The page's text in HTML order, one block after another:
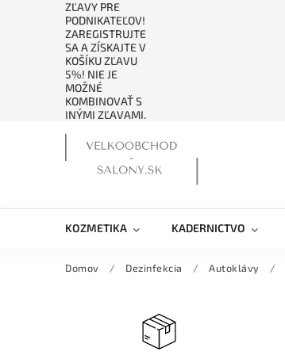
ZĽAVY PRE
PODNIKATEĽOV!
ZAREGISTRUJTE
SA A ZÍSKAJTE V
KOŠÍKU ZĽAVU
5%! NIE JE
MOŽNÉ
KOMBINOVAŤ S
INÝMI ZĽAVAMI.
KOZMETIKA KADERNICTVO
Domov / Dezinfekcia / Autoklávy /